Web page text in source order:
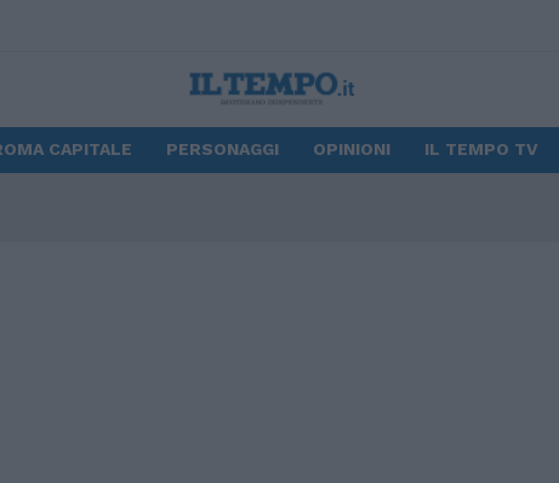
CAPITALE PERSONAGGI OPINIONI IL TEMPO TV